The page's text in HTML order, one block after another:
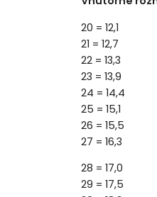
20 = 12,1
21 = 12,7
22 = 13,3
23 = 13,9
24 = 14,4
25 = 15,1
26 = 15,5
27 = 16,3
28 = 17,0
29 = 17,5